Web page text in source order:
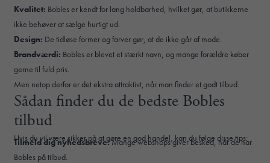
Kvalitet: Bobles er kendt for lang holdbarhed, hvilket gør, at butikkerne
ikke behøver at sælge hurtigt ud.
Design: De tidløse former og farver gør, at de ikke går af mode.
Brandværdi: Bobles er blevet et stærkt navn, og mange forældre køber
gerne til fuld pris.
Men netop derfor er det ekstra attraktivt, når man finder et godt tilbud.
Sådan finder du de bedste Bobles
tilbud
Hvis du vil være sikker på at gøre en god handel, kan du følge disse tips:
Tilmeld dig nyhedsbreve:Mange webshops giver besked, når de har
Bobles på tilbud.